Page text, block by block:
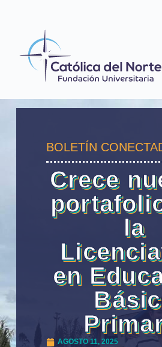
BOLETÍN
Crece
la
en
AGOSTO 11, 2025